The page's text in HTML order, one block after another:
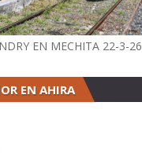
EN MECHITA 22-3-26
EN AHIRA